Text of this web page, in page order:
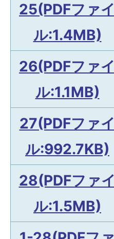
25(PDFファイ
ル:1.4MB)
26(PDFファイ
ル:1.1MB)
27(PDFファイ
ル:992.7KB)
28(PDFファイ
ル:1.5MB)